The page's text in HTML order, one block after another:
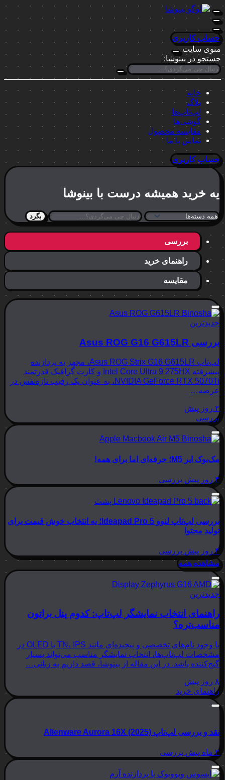
حساب کاربری
منوی سایت
جستجو در بینوشا:
خانه
بلاگ
لپ‌تاپ‌ها
گوشی‌ها
مقایسه محصول
تماس با ما
حساب کاربری
یه خرید همیشه درست با بینوشا
بگرد
بررسی
راهنمای خرید
مقایسه
جدیدترین
بررسی Asus ROG G16 G615LR
لپ‌تاپ Asus ROG Strix G16 G615LR، مجهز به پردازنده
پیشرفته Intel Core Ultra 9 275HX و کارت گرافیک قدرتمند
NVIDIA GeForce RTX 5070Ti، به عنوان یک رقیب تازه‌نفس در
عرصه…
۲ روز پیش
بررسی
مک‌بوک ایر M5؛ حرفه‌ای اما برای همه!
۴ روز پیش بررسی
بررسی لپ‌تاپ لنوو Ideapad Pro 5؛ یه انتخاب خوش قیمت برای
تولید محتوا
۴ روز پیش
بررسی
مشاهده همه
جدیدترین
راهنمای انتخاب نمایشگر لپ‌تاپ: کدوم پنل براتون
مناسب‌تره؟
با وجود نام‌های تخصصی و پیچیده‌ای مانند TN، IPS یا OLED در
مشخصات لپ‌تاپ‌ها، انتخاب نمایشگر مناسب می‌تواند بسیار
گیج‌کننده باشد. در این مقاله از بینوشا، قصد داریم به زبانی…
۸ روز پیش
راهنمای خرید
نقد و بررسی لپ‌تاپ Alienware Aurora 16X (2025)
۲ ماه پیش بررسی